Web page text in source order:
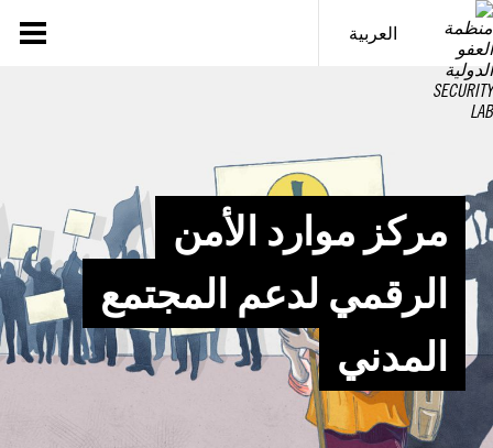
العربية
تخطى
إلى
المحتوى
مركز موارد الأمن
الرقمي لدعم المجتمع
المدني